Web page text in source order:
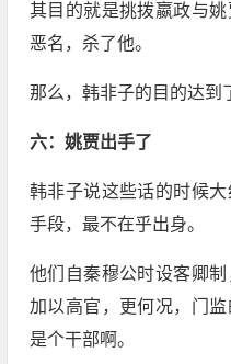
其目的就是挑拨嬴政与
恶名，杀了他。
那么，韩非子的目的达到
六：姚贾出手了
韩非子说这些话的时候
手段，最不在乎出身。
他们自秦穆公时设客卿
加以高官，更何况，门
是个干部啊。